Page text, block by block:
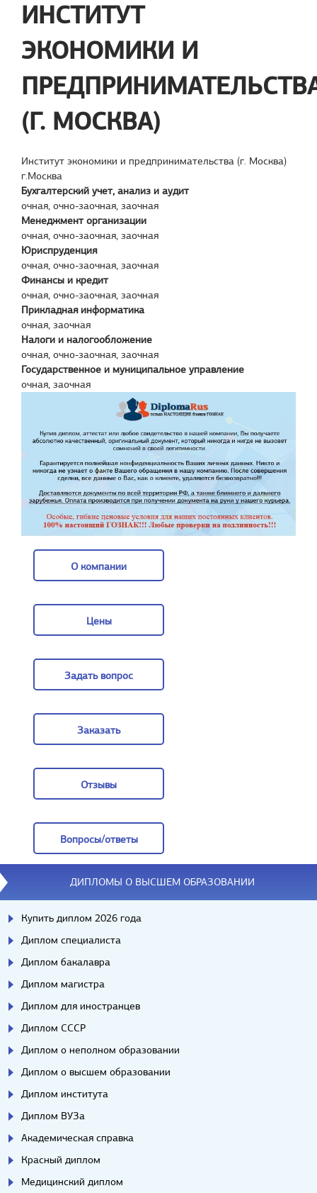
ИНСТИТУТ
ЭКОНОМИКИ И
(Г. МОСКВА)
Институт экономики и предпринимательства (г. Москва)
г.Москва
Бухгалтерский учет, анализ и аудит
очная, очно-заочная, заочная
Менеджмент организации
очная, очно-заочная, заочная
Юриспруденция
очная, очно-заочная, заочная
Финансы и кредит
очная, очно-заочная, заочная
Прикладная информатика
очная, заочная
Налоги и налогообложение
очная, очно-заочная, заочная
Государственное и муниципальное управление
очная, заочная
О компании
Цены
Задать вопрос
Заказать
Отзывы
Вопросы/ответы
Вопросы/ответы
ДИПЛОМЫ О ВЫСШЕМ ОБРАЗОВАНИИ
Купить диплом 2026 года
Диплом специалиста
Диплом бакалавра
Диплом магистра
Диплом для иностранцев
Диплом СССР
Диплом о неполном образовании
Диплом о высшем образовании
Диплом института
Диплом ВУЗа
Академическая справка
Красный диплом
Медицинский диплом